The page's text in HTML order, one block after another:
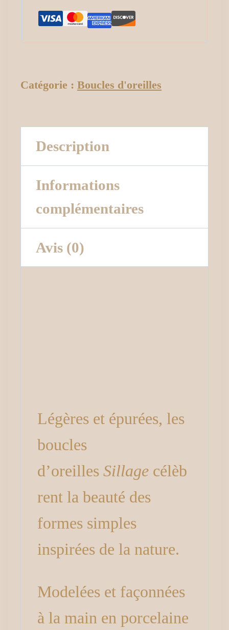
Catégorie : Boucles d'oreilles
Description
Informations
complémentaires
Avis (0)
Légères et épurées, les
boucles
d’oreilles Sillage célèb
rent la beauté des
formes simples
inspirées de la nature.
Modelées et façonnées
à la main en porcelaine